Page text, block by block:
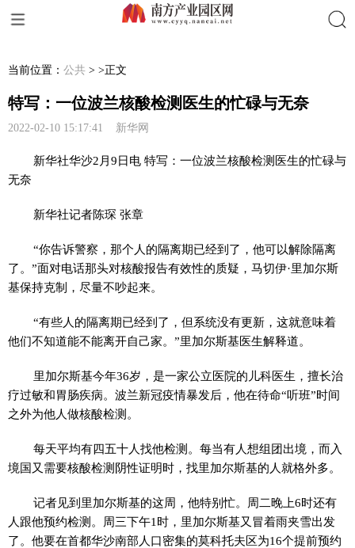
当前位置： 公共 > >正文
特写：一位波兰核酸检测医生的忙碌与无奈
2022-02-10 15:17:41 新华网
新华社华沙2月9日电 特写：一位波兰核酸检测医生的忙碌与
无奈
新华社记者陈琛 张章
“你告诉警察，那个人的隔离期已经到了，他可以解除隔离
了。”面对电话那头对核酸报告有效性的质疑，马切伊·里加尔斯
基保持克制，尽量不吵起来。
“有些人的隔离期已经到了，但系统没有更新，这就意味着
他们不知道能不能离开自己家。”里加尔斯基医生解释道。
里加尔斯基今年36岁，是一家公立医院的儿科医生，擅长治
疗过敏和胃肠疾病。波兰新冠疫情暴发后，他在待命“听班”时间
之外为他人做核酸检测。
每天平均有四五十人找他检测。每当有人想组团出境，而入
境国又需要核酸检测阴性证明时，找里加尔斯基的人就格外多。
记者见到里加尔斯基的这周，他特别忙。周二晚上6时还有
人跟他预约检测。周三下午1时，里加尔斯基又冒着雨夹雪出发
了。他要在首都华沙南部人口密集的莫科托夫区为16个提前预约